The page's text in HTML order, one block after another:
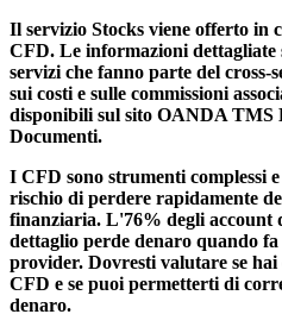
Il servizio Stocks viene offerto in
CFD. Le informazioni
servizi che fanno parte del
sui costi e sulle commissioni
disponibili sul sito OANDA TMS
Documenti.
I CFD sono strumenti complessi
rischio di perdere rapidamente
finanziaria. L'76% degli account
dettaglio perde denaro quando
provider. Dovresti valutare se
CFD e se puoi permetterti di
denaro.